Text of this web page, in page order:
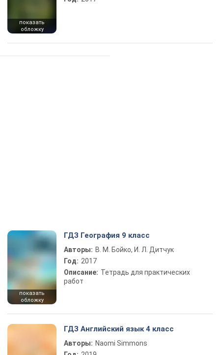
показать
обложку
показать
обложку
ГДЗ География 9 класс
Авторы: В. М. Бойко, И. Л. Дитчук
Год: 2017
Описание: Тетрадь для практических
работ
ГДЗ Английский язык 4 класс
Авторы: Naomi Simmons